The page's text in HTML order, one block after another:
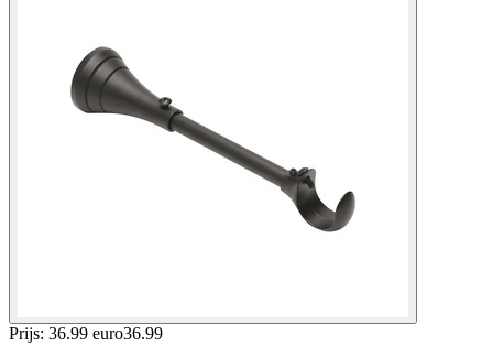
Prijs: 36.99 euro36.99